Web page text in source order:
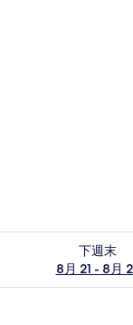
下週末
8月 21 - 8月
週末 8月 21 - 8月